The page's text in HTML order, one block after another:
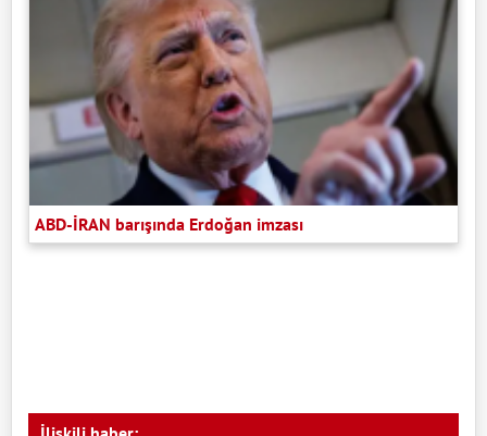
ABD-İRAN barışında Erdoğan imzası